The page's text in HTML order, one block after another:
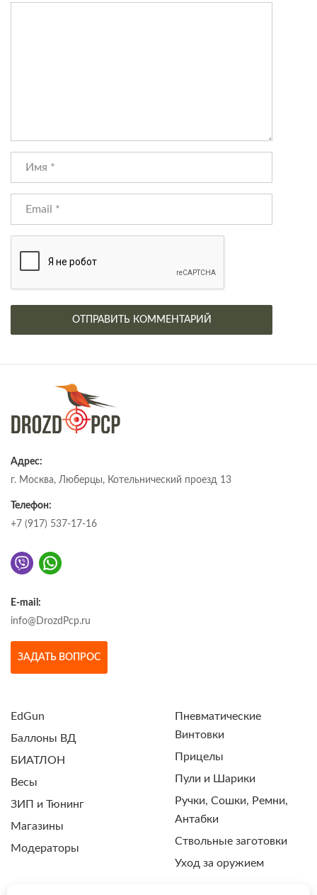
Адрес:
г. Москва, Люберцы, Котельнический проезд 13
Телефон:
+7 (917) 537-17-16
E-mail:
info@DrozdPcp.ru
ЗАДАТЬ ВОПРОС
EdGun
Баллоны ВД
БИАТЛОН
Весы
ЗИП и Тюнинг
Магазины
Модераторы
Пневматические
Винтовки
Прицелы
Пули и Шарики
Ручки, Сошки, Ремни,
Антабки
Ствольные заготовки
Уход за оружием